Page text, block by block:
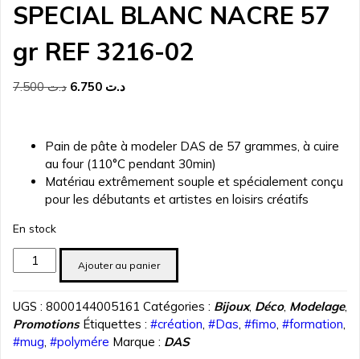
SPECIAL BLANC NACRE 57
gr REF 3216-02
د.ت7.500
Le
était :
د.ت 7.500.
د.تLe
د.ت 6.750.
Pain de pâte à modeler DAS de 57 grammes, à cuire
au four (110°C pendant 30min)
Matériau extrêmement souple et spécialement conçu
pour les débutants et artistes en loisirs créatifs
En stock
quantité
de
POLYMERE
DAS
SPECIAL
Ajouter au panier
UGS : 8000144005161 Catégories : Bijoux, Déco, Modelage,
Promotions Étiquettes : #création #Das #fimo #formation
#mug #polymére Marque : DAS